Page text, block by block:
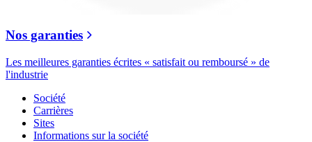
Nos garanties
Les meilleures garanties écrites « satisfait ou remboursé » de
l'industrie
Société
Carrières
Sites
Informations sur la société